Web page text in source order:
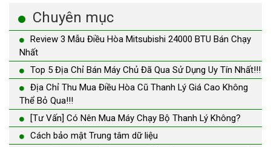
Chuyên mục
Review 3 Mẫu Điều Hòa Mitsubishi 24000 BTU Bán Chạy
Nhất
Top 5 Địa Chỉ Bán Máy Chủ Đã Qua Sử Dụng Uy Tín Nhất!!!
Địa Chỉ Thu Mua Điều Hòa Cũ Thanh Lý Giá Cao Không
Thể Bỏ Qua!!!
[Tư Vấn] Có Nên Mua Máy Chạy Bộ Thanh Lý Không?
Cách bảo mật Trung tâm dữ liệu